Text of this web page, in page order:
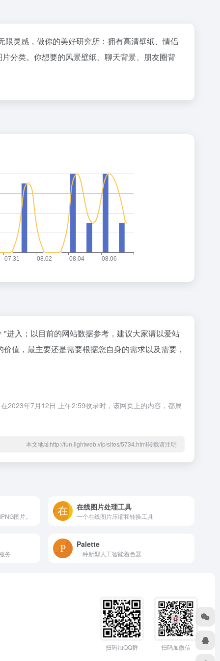
灵感，做你的美好研究所：拥有高清壁纸、情侣
分类。你想要的风景壁纸、聊天背景、朋友圈背
"进入；以目前的网站数据参考，建议大家请以爱站
值，最主要还是需要根据您自身的需求以及需要，
2023年7月12日 上午2:59收录时，该网页上的内容，都属
本文地址http://fun.lightweb.vip/sites/5734.html转载请注明
图片。
在线图片处理工具
一个在线图片压缩和转换工具
务
Palette
一种新型人工智能着色器
扫码加QQ群 扫码加微信